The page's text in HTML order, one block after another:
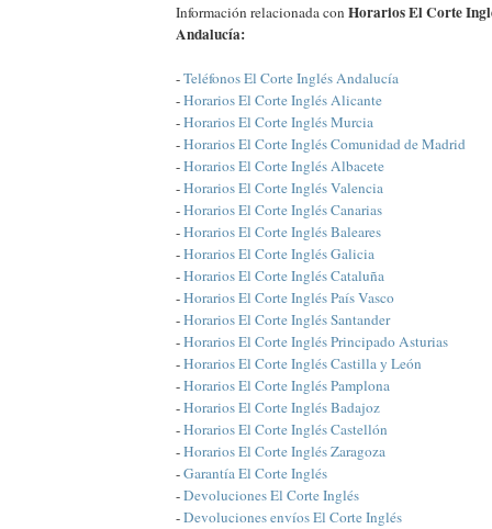
Información relacionada con Horarios El Corte
Andalucía:
-Teléfonos El Corte Inglés Andalucía
-Horarios El Corte Inglés Alicante
-Horarios El Corte Inglés Murcia
-Horarios El Corte Inglés Comunidad de Madrid
-Horarios El Corte Inglés Albacete
-Horarios El Corte Inglés Valencia
-Horarios El Corte Inglés Canarias
-Horarios El Corte Inglés Baleares
-Horarios El Corte Inglés Galicia
-Horarios El Corte Inglés Cataluña
-Horarios El Corte Inglés País Vasco
-Horarios El Corte Inglés Santander
-Horarios El Corte Inglés Principado Asturias
-Horarios El Corte Inglés Castilla y León
-Horarios El Corte Inglés Pamplona
-Horarios El Corte Inglés Badajoz
-Horarios El Corte Inglés Castellón
-Horarios El Corte Inglés Zaragoza
-Garantía El Corte Inglés
-Devoluciones El Corte Inglés
-Devoluciones envíos El Corte Inglés